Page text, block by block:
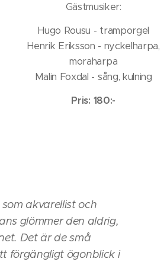
Gästmusiker:
Hugo Rousu - tramporgel
Henrik Eriksson - nyckelharpa,
moraharpa
Malin Foxdal - sång, kulning
Pris: 180:-
akvarellist och
glömmer den aldrig,
Det är de små
förgängligt ögonblick i